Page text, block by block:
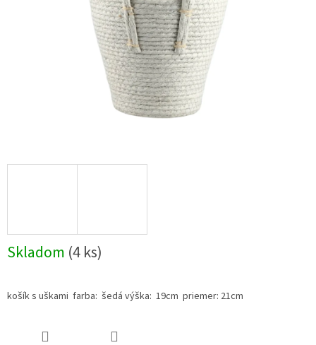
Skladom (4 ks)
košík s uškami farba: šedá výška: 19cm priemer: 21cm